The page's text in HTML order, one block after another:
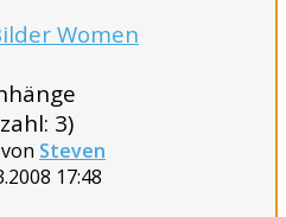
Women
Steven
17:48